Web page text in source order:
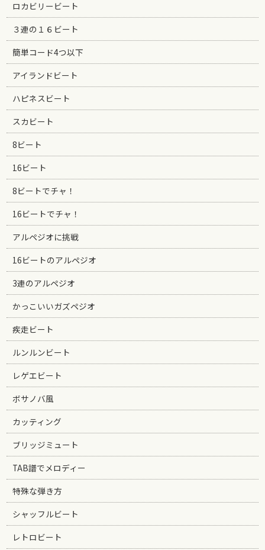
ロカビリービート
３連の１６ビート
簡単コード4つ以下
アイランドビート
ハピネスビート
スカビート
8ビート
16ビート
8ビートでチャ！
16ビートでチャ！
アルペジオに挑戦
16ビートのアルペジオ
3連のアルペジオ
かっこいいガズペジオ
疾走ビート
ルンルンビート
レゲエビート
ボサノバ風
カッティング
ブリッジミュート
TAB譜でメロディー
特殊な弾き方
シャッフルビート
レトロビート